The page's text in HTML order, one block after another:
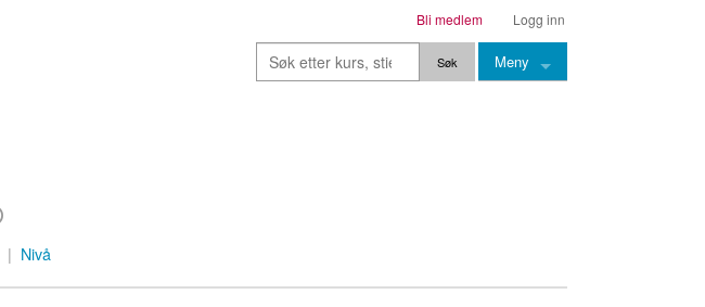
Logg inn
Bli medlem
Meny
Stemming
| Nivå